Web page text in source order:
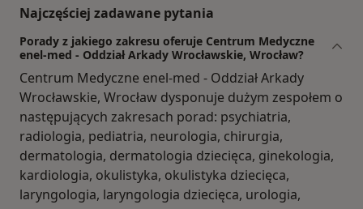
Najczęściej zadawane pytania
Porady z jakiego zakresu oferuje Centrum Medyczne
enel-med - Oddział Arkady Wrocławskie, Wrocław?
Centrum Medyczne enel-med - Oddział Arkady
Wrocławskie, Wrocław dysponuje dużym zespołem o
następujących zakresach porad: psychiatria,
radiologia, pediatria, neurologia, chirurgia,
dermatologia, dermatologia dziecięca, ginekologia,
kardiologia, okulistyka, okulistyka dziecięca,
laryngologia, laryngologia dziecięca, urologia,